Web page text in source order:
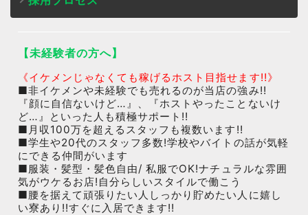
【未経験者の方へ】
《イケメンじゃなくても稼げるホスト目指せます!!》
■非イケメンや未経験でも売れるのが当店の強み!!
『顔に自信ないけど…』、『ホストやったことないけ
ど…』といった人も積極サポート!!
■月収100万を超えるスタッフも複数います!!
■学生や20代のスタッフ多数!学校やバイトの話が気軽
にできる仲間がいます
■服装・髪型・髪色自由/ 私服でOK!ナチュラルな雰囲
気がウケるお店!自分らしいスタイルで働こう
■腰を据えて頑張りたい人しっかり貯めたい人に嬉し
い寮あり!!すぐに入居できます!!